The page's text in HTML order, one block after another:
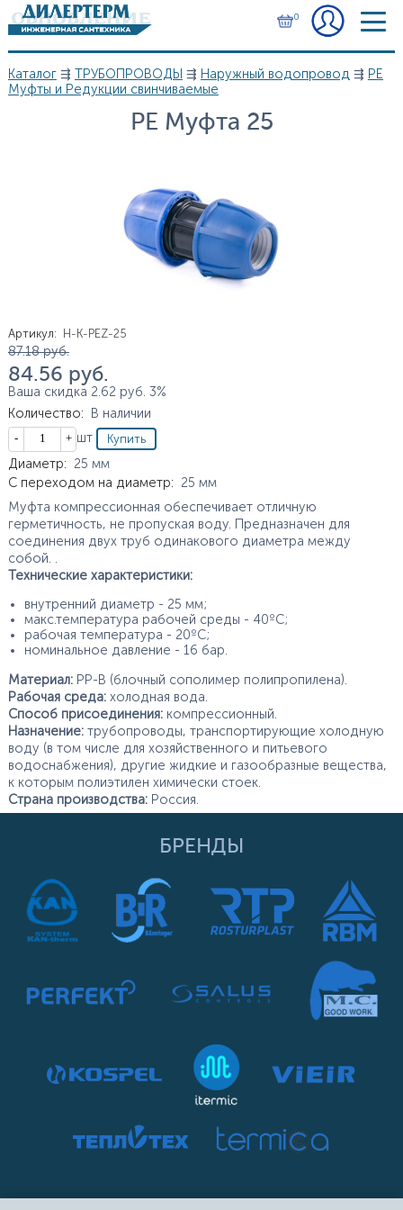
Перейти к основному содержанию
0
Вы здесь
Каталог⇶ ТРУБОПРОВОДЫ ⇶ Наружный водопровод ⇶ PЕ
Муфты и Редукции свинчиваемые
PE Муфта 25
Артикул: H-K-PEZ-25
Цена
87.18 руб.
84.56 руб.
Ваша скидка 2.62 руб. 3%
Количество:
В наличии
Кол-во
шт
Характеристики
Диаметр: 25 мм
С переходом на диаметр: 25 мм
Муфта компрессионная обеспечивает отличную
герметичность, не пропуская воду. Предназначен для
соединения двух труб одинакового диаметра между
собой. .
Технические характеристики:
внутренний диаметр - 25 мм;
макс.температура рабочей среды - 40ºС;
рабочая температура - 20ºС;
номинальное давление - 16 бар.
Материал:PP-B (блочный сополимер полипропилена).
Рабочая среда: холодная вода.
Способ присоединения: компрессионный.
Назначение: трубопроводы, транспортирующие холодную
воду (в том числе для хозяйственного и питьевого
водоснабжения), другие жидкие и газообразные вещества,
к которым полиэтилен химически стоек.
Страна производства:Россия.
БРЕНДЫ